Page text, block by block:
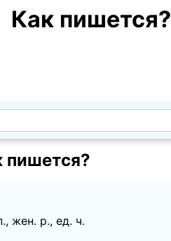
Как пишется?
пишется?
жен. p., ед. ч.